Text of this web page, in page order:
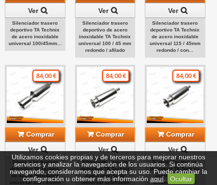
Ver
Silenciador trasero
deportivo TA Technix
de acero inoxidable
universal 100/45mm...
Ver
Silenciador trasero
deportivo de acero
inoxidable TA Technix
universal 100 / 45 mm
redondo / afilado
Ver
Silenciador trasero
deportivo TA Technix
de acero inoxidable
universal 115 / 45mm
redondo / con...
84,00 €
Comprar
Ver
Silenciador trasero
deportivo TA Technix
de acero inoxidable
universal 115 / 65mm
84,00 €
Comprar
Ver
Silenciador trasero
deportivo TA Technix
acero inoxidable
universal 125/95mm
84,00 €
Comprar
Ver
Silenciador trasero
deportivo TA Technix
acero inoxidable
universal 125/100
Utilizamos cookies propias y de terceros para mejorar nuestros
servicios y analizar la navegación de los usuarios. Si continúa
navegando, consideramos que acepta su uso. Puede cambiar la
configuración u obtener más información aquí. Ocultar